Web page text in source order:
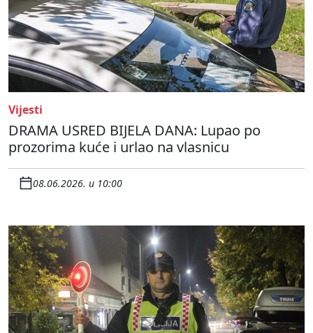
Vijesti
DRAMA USRED BIJELA DANA: Lupao po
prozorima kuće i urlao na vlasnicu
08.06.2026. u 10:00